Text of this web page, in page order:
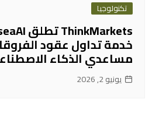
تكنولوجيا
خدمة تداول عقود
مساعدي الذكاء
يونيو 2, 2026